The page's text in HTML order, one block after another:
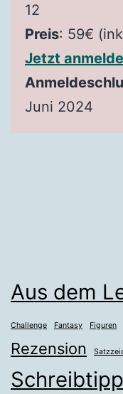
12
Preis: 59€
Jetzt
Juni 2024
Aus dem
Challenge Fantasy Figuren
Rezension
Schreibtipp